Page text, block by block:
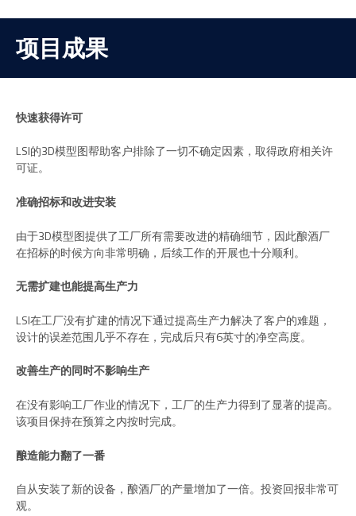
项目成果
快速获得许可
LSI的3D模型图帮助客户排除了一切不确定因素，取得政府相关许
可证。
准确招标和改进安装
由于3D模型图提供了工厂所有需要改进的精确细节，因此酿酒厂
在招标的时候方向非常明确，后续工作的开展也十分顺利。
无需扩建也能提高生产力
LSI在工厂没有扩建的情况下通过提高生产力解决了客户的难题，
设计的误差范围几乎不存在，完成后只有6英寸的净空高度。
改善生产的同时不影响生产
在没有影响工厂作业的情况下，工厂的生产力得到了显著的提高。
该项目保持在预算之内按时完成。
酿造能力翻了一番
自从安装了新的设备，酿酒厂的产量增加了一倍。投资回报非常可
观。